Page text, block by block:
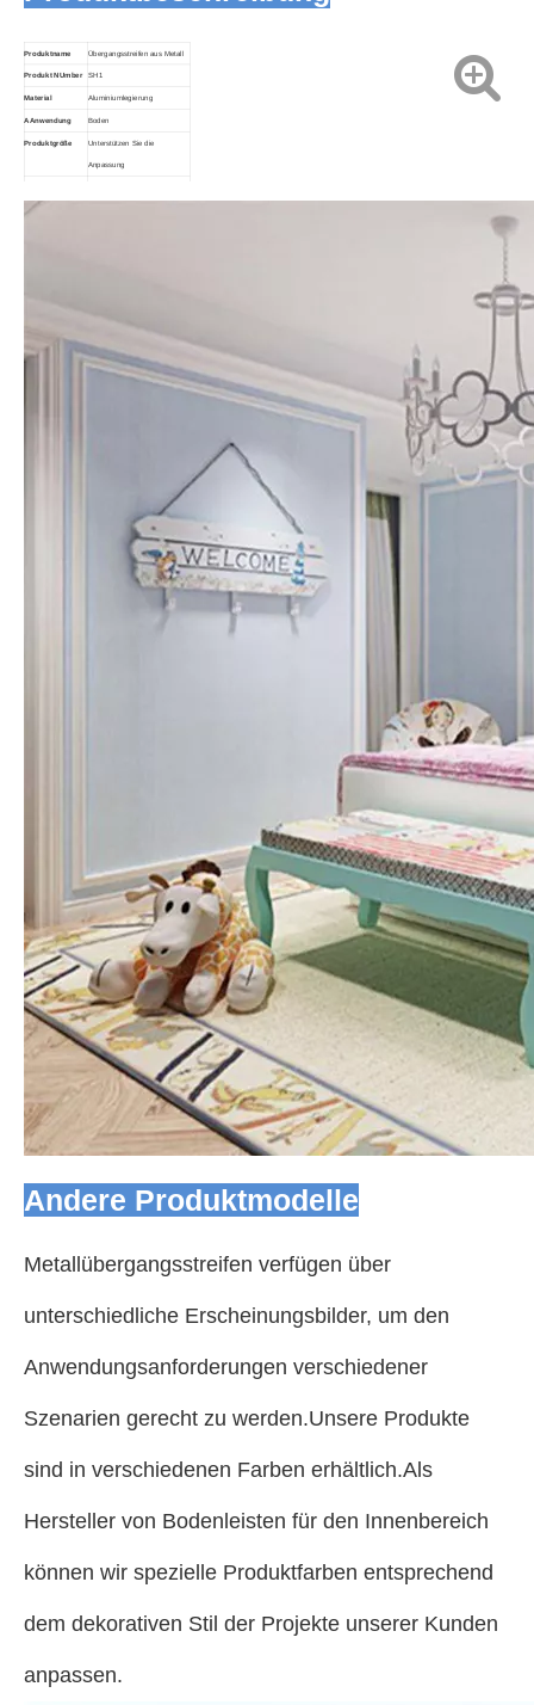
Produktname Übergangsstreifen aus Metall
ProduktNUmber SH1
Material Aluminiumlegierung
AAnwendung Boden
Produktgröße Unterstützen Sie die
Anpassung
Anpassung
Andere Produktmodelle
Metallübergangsstreifen verfügen über
unterschiedliche Erscheinungsbilder, um den
Anwendungsanforderungen verschiedener
Szenarien gerecht zu werden.Unsere Produkte
sind in verschiedenen Farben erhältlich.Als
Hersteller von Bodenleisten für den Innenbereich
können wir spezielle Produktfarben entsprechend
dem dekorativen Stil der Projekte unserer Kunden
anpassen.